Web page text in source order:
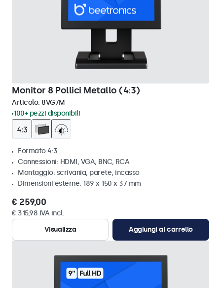
Monitor 8 Pollici Metallo (4:3)
Articolo: 8VG7M
100+ pezzi disponibili
Formato 4:3
Connessioni: HDMI, VGA, BNC, RCA
Montaggio: scrivania, parete, incasso
Dimensioni esterne: 189 x 150 x 37 mm
€ 259,00
€ 315,98 IVA incl.
Visualizza
Aggiungi al carrello